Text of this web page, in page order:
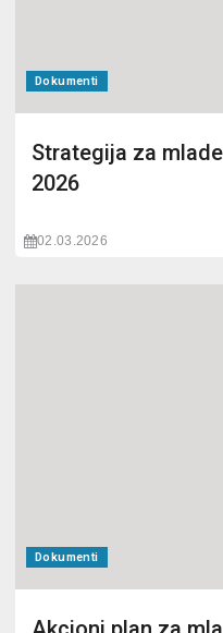
Dokumenti
Strategija za
2026
02.03.2026
Dokumenti